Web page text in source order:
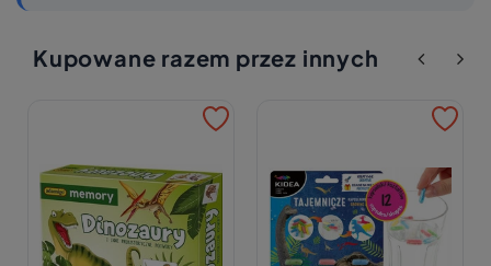
Kupowane razem przez innych